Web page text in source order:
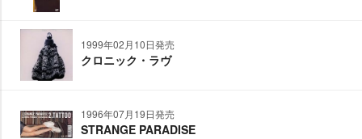
1999年02月10日発売
クロニック・ラヴ
1996年07月19日発売
STRANGE PARADISE